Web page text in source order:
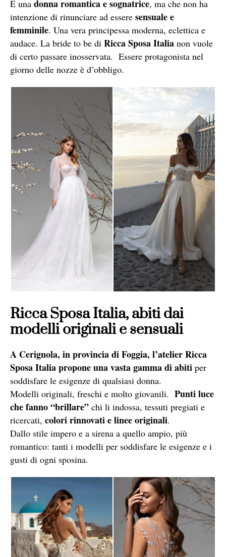
È una donna romantica e sognatrice, ma che non ha
intenzione di rinunciare ad essere sensuale e
femminile. Una vera principessa moderna, eclettica e
audace. La bride to be di Ricca Sposa Italia non vuole
di certo passare inosservata. Essere protagonista nel
giorno delle nozze è d’obbligo.
Ricca Sposa Italia, abiti dai
modelli originali e sensuali
A Cerignola, in provincia di Foggia, l’atelier Ricca
Sposa Italia propone una vasta gamma di abiti per
soddisfare le esigenze di qualsiasi donna.
Modelli originali, freschi e molto giovanili. Punti luce
che fanno “brillare” chi li indossa, tessuti pregiati e
ricercati, colori rinnovati e linee originali.
Dallo stile impero e a sirena a quello ampio, più
romantico: tanti i modelli per soddisfare le esigenze e i
gusti di ogni sposina.